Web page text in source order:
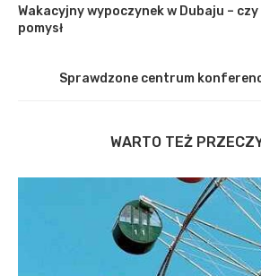
Wakacyjny wypoczynek w Dubaju –
pomysł
Sprawdzone centrum
WARTO TEŻ